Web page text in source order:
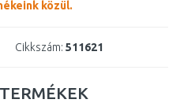
közül.
Cikkszám: 511621